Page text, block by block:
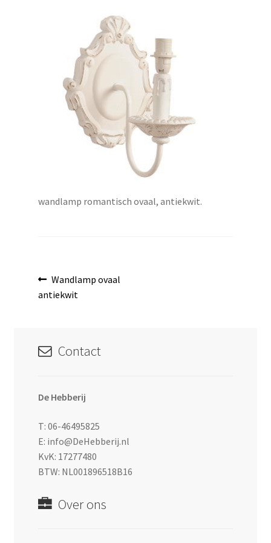
wandlamp romantisch ovaal, antiekwit.
Bericht
navigatie
Vorig
bericht:
Wandlamp ovaal
antiekwit
Contact
De Hebberij
T: 06-46495825
E: info@DeHebberij.nl
KvK: 17277480
BTW: NL001896518B16
Over ons